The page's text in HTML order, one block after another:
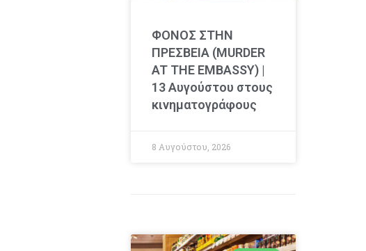
ΦΟΝΟΣ ΣΤΗΝ
ΠΡΕΣΒΕΙΑ (MURDER
AT THE EMBASSY) |
13 Αυγούστου στους
κινηματογράφους
8 Αυγούστου, 2026